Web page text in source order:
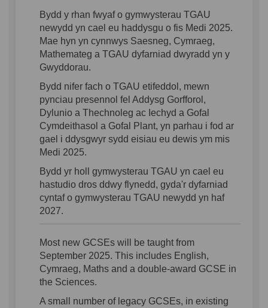
Bydd y rhan fwyaf o gymwysterau TGAU
newydd yn cael eu haddysgu o fis Medi 2025.
Mae hyn yn cynnwys Saesneg, Cymraeg,
Mathemateg a TGAU dyfarniad dwyradd yn y
Gwyddorau.
Bydd nifer fach o TGAU etifeddol , mewn
pynciau presennol fel Addysg Gorfforol,
Dylunio a Thechnoleg ac Iechyd a Gofal
Cymdeithasol a Gofal Plant, yn parhau i fod ar
gael i ddysgwyr sydd eisiau eu dewis ym mis
Medi 2025.
Bydd yr holl gymwysterau TGAU yn cael eu
hastudio dros ddwy flynedd, gyda'r dyfarniad
cyntaf o gymwysterau TGAU newydd yn haf
2027.
Most new GCSEs will be taught from
September 2025. This includes English,
Cymraeg, Maths and a double-award GCSE in
the Sciences.
A small number of legacy GCSEs, in existing